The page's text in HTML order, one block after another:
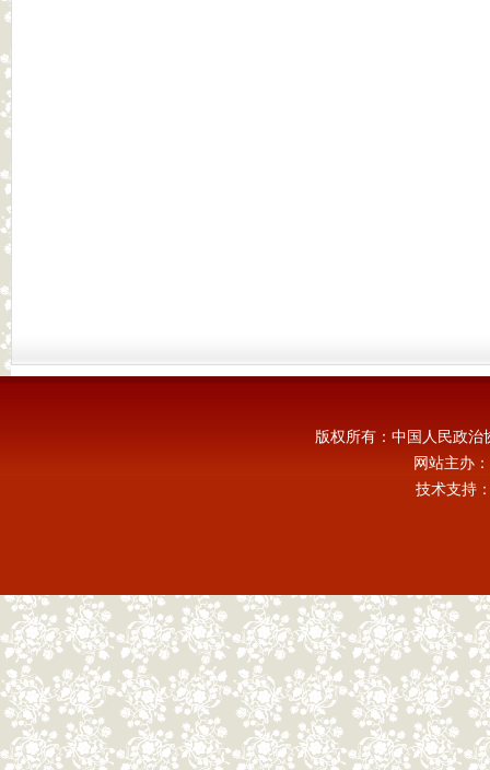
版权所有：中国人民政
网站主办
技术支持